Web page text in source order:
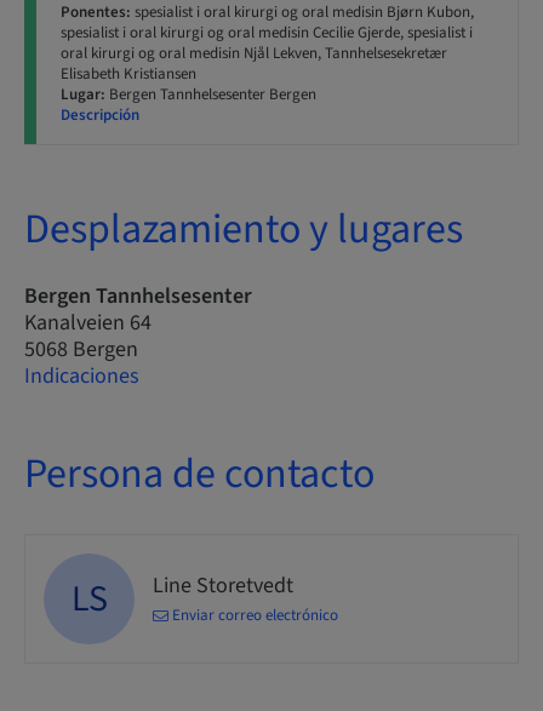
Ponentes: spesialist i oral kirurgi og oral medisin Bjørn Kubon,
spesialist i oral kirurgi og oral medisin Cecilie Gjerde, spesialist i
oral kirurgi og oral medisin Njål Lekven, Tannhelsesekretær
Elisabeth Kristiansen
Lugar: Bergen Tannhelsesenter Bergen
Descripción
Desplazamiento y lugares
Bergen Tannhelsesenter
Kanalveien 64
5068 Bergen
Indicaciones
Persona de contacto
LS Line Storetvedt
Enviar correo electrónico